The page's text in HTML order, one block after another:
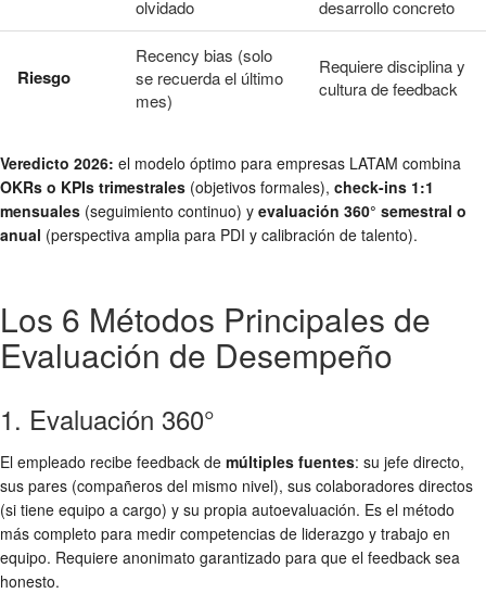
olvidado
desarrollo concreto
Riesgo
Recency bias (solo
se recuerda el último
mes)
Requiere disciplina y
cultura de feedback
Veredicto 2026: el modelo óptimo para empresas LATAM combina
OKRs o KPIs trimestrales (objetivos formales), check-ins 1:1
mensuales (seguimiento continuo) y evaluación 360° semestral o
anual (perspectiva amplia para PDI y calibración de talento).
Los 6 Métodos Principales de
Evaluación de Desempeño
1. Evaluación 360°
El empleado recibe feedback de múltiples fuentes: su jefe directo,
sus pares (compañeros del mismo nivel), sus colaboradores directos
(si tiene equipo a cargo) y su propia autoevaluación. Es el método
más completo para medir competencias de liderazgo y trabajo en
equipo. Requiere anonimato garantizado para que el feedback sea
honesto.